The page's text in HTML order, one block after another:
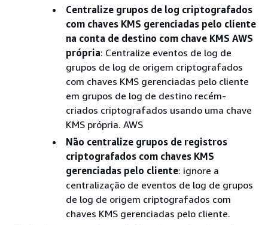
Centralize grupos de log criptografados
com chaves KMS gerenciadas pelo cliente
na conta de destino com chave KMS AWS
própria: Centralize eventos de log de
grupos de log de origem criptografados
com chaves KMS gerenciadas pelo cliente
em grupos de log de destino recém-
criados criptografados usando uma chave
KMS própria. AWS
Não centralize grupos de registros
criptografados com chaves KMS
gerenciadas pelo cliente: ignore a
centralização de eventos de log de grupos
de log de origem criptografados com
chaves KMS gerenciadas pelo cliente.